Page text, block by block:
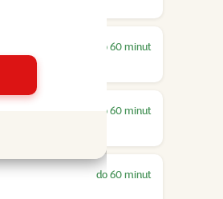
do 60 minut
do 60 minut
do 60 minut